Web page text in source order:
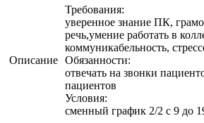
Описание
Требования:
уверенное знание ПК,
речь,умение работать в
коммуникабельность,
Обязанности:
отвечать на звонки
пациентов
Условия:
сменный график 2/2 с 9 до